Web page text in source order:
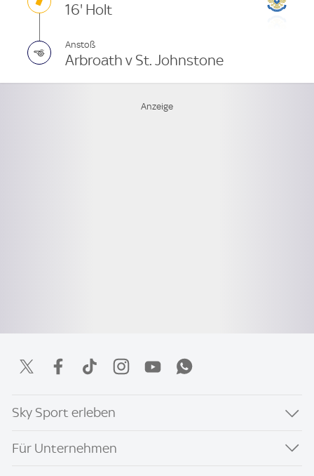
16' Holt
Anstoß
Arbroath v St. Johnstone
Sky Sport erleben
Für Unternehmen